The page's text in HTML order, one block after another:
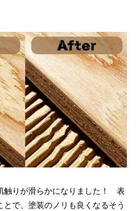
触りが滑らかになりました！ 表
で、塗装のノリも良くなるそう